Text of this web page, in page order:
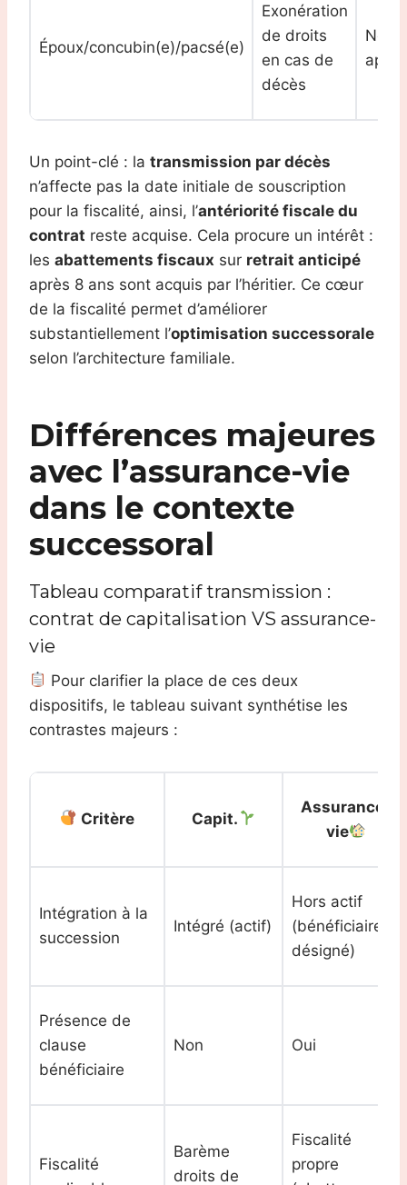
Époux/concubin(e)/pacsé(e)
Exonération
de droits
en cas de
décès
Non
Un point-clé : la transmission par décès
n’affecte pas la date initiale de souscription
pour la fiscalité, ainsi, l’antériorité fiscale du
contrat reste acquise. Cela procure un intérêt :
les abattements fiscaux sur retrait anticipé
après 8 ans sont acquis par l’héritier. Ce cœur
de la fiscalité permet d’améliorer
substantiellement l’optimisation successorale
selon l’architecture familiale.
Différences majeures
avec l’assurance-vie
dans le contexte
successoral
Tableau comparatif transmission :
contrat de capitalisation VS assurance-
vie
Pour clarifier la place de ces deux
dispositifs, le tableau suivant synthétise les
contrastes majeurs :
Critère Capit.
Assurance-
vie
Intégration à la
succession
Intégré (actif)
Hors actif
(bénéficiaire
désigné)
Présence de
clause
bénéficiaire
Non Oui
Fiscalité
Barème
droits de
Fiscalité
propre